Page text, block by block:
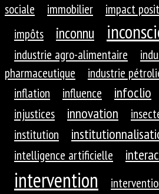
sociale
immobilier impact
impôts
inconnu
industrie agro-alimentaire
pharmaceutique
industrie
inflation
influence infoclio
injustices innovation
institution
intelligence artificielle
intervention